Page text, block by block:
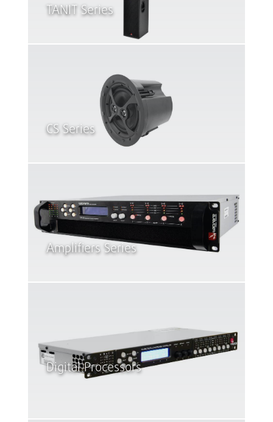
TANIT Series
CS Series
Amplifiers Series
Digital Processors